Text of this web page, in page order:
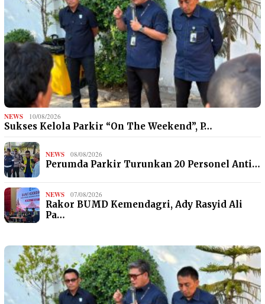
NEWS 10/08/2026
Sukses Kelola Parkir “On The Weekend”, P…
NEWS 08/08/2026
Perumda Parkir Turunkan 20 Personel Anti…
NEWS 07/08/2026
Rakor BUMD Kemendagri, Ady Rasyid Ali
Pa…